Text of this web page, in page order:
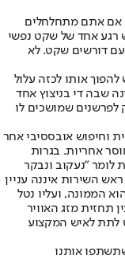
אם אתם מתחלחלים
רגע אחד של שקט נפשי
דורשים שקט. לא
להפוך אותו לכזה עלול
שבה די בניצוץ אחד
לפרשנים שמושכים לו
וחיפוש אובססיבי אחר
אחריות. בגרות
לומר "נעקוב ונבקר
השירות איננה עניין
הממונה, ועליו נטל
תחזית מזג האוויר
לתת לאיש המקצוע
אותנו